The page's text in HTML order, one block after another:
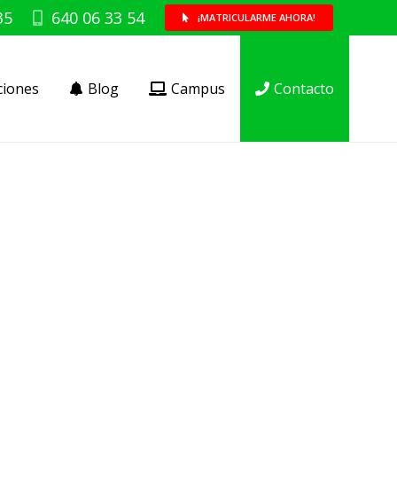
640 06 33 54 ¡MATRICULARME AHORA!
Blog Campus Contacto